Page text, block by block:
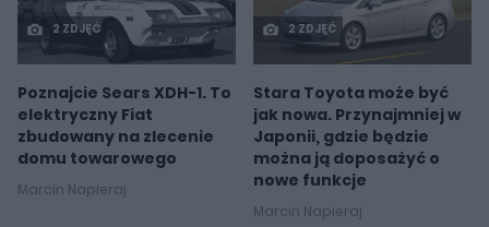
2 ZDJĘĆ
Poznajcie Sears XDH-1. To
elektryczny Fiat
zbudowany na zlecenie
domu towarowego
Marcin Napieraj
2 ZDJĘĆ
Stara Toyota może być
jak nowa. Przynajmniej w
Japonii, gdzie będzie
można ją doposażyć o
nowe funkcje
Marcin Napieraj